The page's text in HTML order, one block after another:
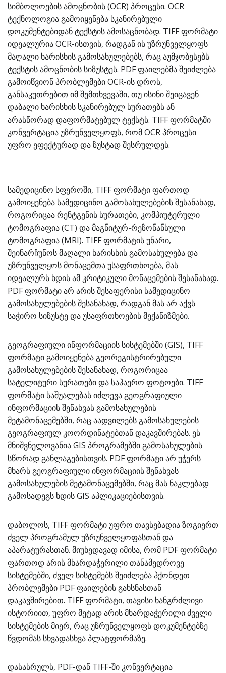
სიმბოლოების ამოცნობის (OCR) პროცესი. OCR
ტექნოლოგია გამოიყენება სკანირებული
დოკუმენტებიდან ტექსტის ამოსაცნობად. TIFF ფორმატი
იდეალურია OCR-ისთვის, რადგან ის უზრუნველყოფს
მაღალი ხარისხის გამოსახულებებს, რაც აუმჯობესებს
ტექსტის ამოცნობის სიზუსტეს. PDF ფაილებმა შეიძლება
გამოიწვიონ პრობლემები OCR-ის დროს,
განსაკუთრებით იმ შემთხვევაში, თუ ისინი შეიცავენ
დაბალი ხარისხის სკანირებულ სურათებს ან
არასწორად დაფორმატებულ ტექსტს. TIFF ფორმატში
კონვერტაცია უზრუნველყოფს, რომ OCR პროცესი
უფრო ეფექტურად და ზუსტად შესრულდეს.
სამედიცინო სფეროში, TIFF ფორმატი ფართოდ
გამოიყენება სამედიცინო გამოსახულებების შესანახად,
როგორიცაა რენტგენის სურათები, კომპიუტერული
ტომოგრაფია (CT) და მაგნიტურ-რეზონანსული
ტომოგრაფია (MRI). TIFF ფორმატის უნარი,
შეინარჩუნოს მაღალი ხარისხის გამოსახულება და
უზრუნველყოს მონაცემთა უსაფრთხოება, მას
იდეალურს ხდის ამ კრიტიკული მონაცემების შესანახად.
PDF ფორმატი არ არის შესაფერისი სამედიცინო
გამოსახულებების შესანახად, რადგან მას არ აქვს
საჭირო სიზუსტე და უსაფრთხოების მექანიზმები.
გეოგრაფიული ინფორმაციის სისტემებში (GIS), TIFF
ფორმატი გამოიყენება გეორეგისტრირებული
გამოსახულებების შესანახად, როგორიცაა
სატელიტური სურათები და საჰაერო ფოტოები. TIFF
ფორმატი საშუალებას იძლევა გეოგრაფიული
ინფორმაციის შენახვას გამოსახულების
მეტამონაცემებში, რაც აადვილებს გამოსახულების
გეოგრაფიულ კოორდინატებთან დაკავშირებას. ეს
მნიშვნელოვანია GIS პროგრამებში გამოსახულების
სწორად განლაგებისთვის. PDF ფორმატი არ უჭერს
მხარს გეოგრაფიული ინფორმაციის შენახვას
გამოსახულების მეტამონაცემებში, რაც მას ნაკლებად
გამოსადეგს ხდის GIS აპლიკაციებისთვის.
დაბოლოს, TIFF ფორმატი უფრო თავსებადია ზოგიერთ
ძველ პროგრამულ უზრუნველყოფასთან და
აპარატურასთან. მიუხედავად იმისა, რომ PDF ფორმატი
ფართოდ არის მხარდაჭერილი თანამედროვე
სისტემებში, ძველ სისტემებს შეიძლება ჰქონდეთ
პრობლემები PDF ფაილების გახსნასთან
დაკავშირებით. TIFF ფორმატი, თავისი ხანგრძლივი
ისტორიით, უფრო მეტად არის მხარდაჭერილი ძველი
სისტემების მიერ, რაც უზრუნველყოფს დოკუმენტებზე
წვდომას სხვადასხვა პლატფორმაზე.
დასასრულს, PDF-დან TIFF-ში კონვერტაცია